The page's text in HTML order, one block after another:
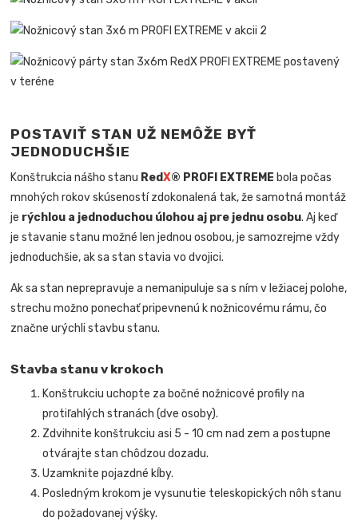
POSTAVIŤ STAN UŽ NEMÔŽE BYŤ
JEDNODUCHŠIE
Konštrukcia nášho stanu RedX® PROFI EXTREME bola počas
mnohých rokov skúseností zdokonalená tak, že samotná montáž
je rýchlou a jednoduchou úlohou aj pre jednu osobu. Aj keď
je stavanie stanu možné len jednou osobou, je samozrejme vždy
jednoduchšie, ak sa stan stavia vo dvojici.
Ak sa stan neprepravuje a nemanipuluje sa s ním v ležiacej polohe,
strechu možno ponechať pripevnenú k nožnicovému rámu, čo
značne urýchli stavbu stanu.
Stavba stanu v krokoch
Konštrukciu uchopte za bočné nožnicové profily na
protiľahlých stranách (dve osoby).
Zdvihnite konštrukciu asi 5 - 10 cm nad zem a postupne
otvárajte stan chôdzou dozadu.
Uzamknite pojazdné kĺby.
Posledným krokom je vysunutie teleskopických nôh stanu
do požadovanej výšky.